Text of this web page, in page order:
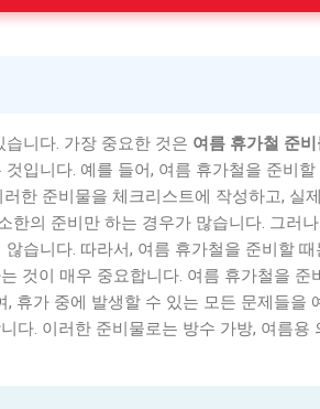
니다. 가장 중요한 것은 여름 휴가철 준
입니다. 예를 들어, 여름 휴가철을 준비
한 준비물을 체크리스트에 작성하고, 실
의 준비만 하는 경우가 많습니다. 그러
습니다. 따라서, 여름 휴가철을 준비할 때
것이 매우 중요합니다. 여름 휴가철을 준
, 휴가 중에 발생할 수 있는 모든 문제들을
다. 이러한 준비물로는 방수 가방, 여름용